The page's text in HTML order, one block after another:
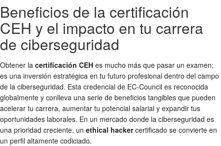
Beneficios de la certificación
CEH y el impacto en tu carrera
de ciberseguridad
Obtener la certificación CEH es mucho más que pasar un examen;
es una inversión estratégica en tu futuro profesional dentro del campo
de la ciberseguridad. Esta credencial de EC-Council es reconocida
globalmente y conlleva una serie de beneficios tangibles que pueden
acelerar tu carrera, aumentar tu potencial salarial y expandir tus
oportunidades laborales. En un mercado donde la ciberseguridad es
una prioridad creciente, un ethical hackercertificado se convierte en
un perfil altamente codiciado.